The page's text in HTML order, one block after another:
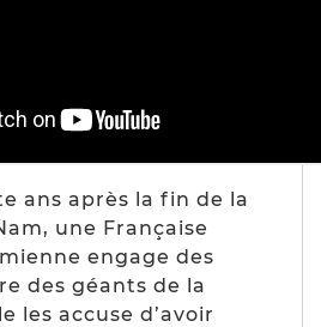
ans après la fin de la
une Française
engage des
des géants de la
les accuse d’avoir